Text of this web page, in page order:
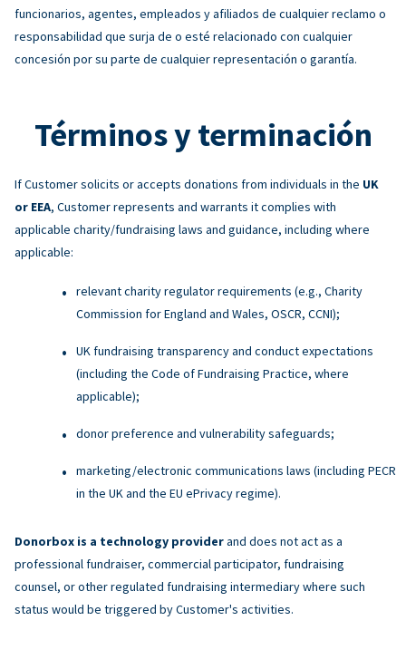
funcionarios, agentes, empleados y afiliados de cualquier reclamo o
responsabilidad que surja de o esté relacionado con cualquier
concesión por su parte de cualquier representación o garantía.
Términos y terminación
If Customer solicits or accepts donations from individuals in the UK
or EEA, Customer represents and warrants it complies with
applicable charity/fundraising laws and guidance, including where
applicable:
relevant charity regulator requirements (e.g., Charity
Commission for England and Wales, OSCR, CCNI);
UK fundraising transparency and conduct expectations
(including the Code of Fundraising Practice, where
applicable);
donor preference and vulnerability safeguards;
marketing/electronic communications laws (including PECR
in the UK and the EU ePrivacy regime).
Donorbox is a technology providerand does not act as a
professional fundraiser, commercial participator, fundraising
counsel, or other regulated fundraising intermediary where such
status would be triggered by Customer's activities.